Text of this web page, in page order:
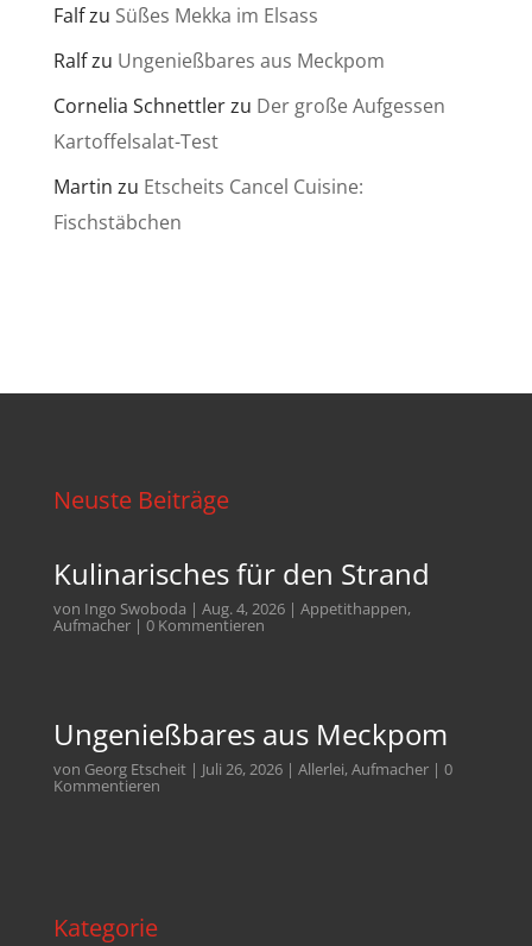
Falfzu Süßes Mekka im Elsass
Ralfzu Ungenießbares aus Meckpom
Cornelia Schnettlerzu Der große Aufgessen
Kartoffelsalat-Test
Martin zu Etscheits Cancel Cuisine:
Fischstäbchen
Neuste Beiträge
Kulinarisches für den Strand
von Ingo Swoboda | Aug. 4, 2026| Appetithappen,
Aufmacher| 0 Kommentieren
Ungenießbares aus Meckpom
von Georg Etscheit| Juli 26, 2026| Allerlei,Aufmacher| 0
Kommentieren
Kategorie